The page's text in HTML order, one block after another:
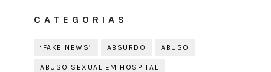
CATEGORIAS
‘FAKE NEWS’ ABSURDO ABUSO
ABUSO SEXUAL EM HOSPITAL